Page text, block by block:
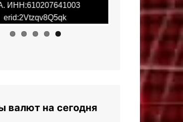
ИНН:610207641003
erid:2Vtzqv8Q5qk
валют на сегодня